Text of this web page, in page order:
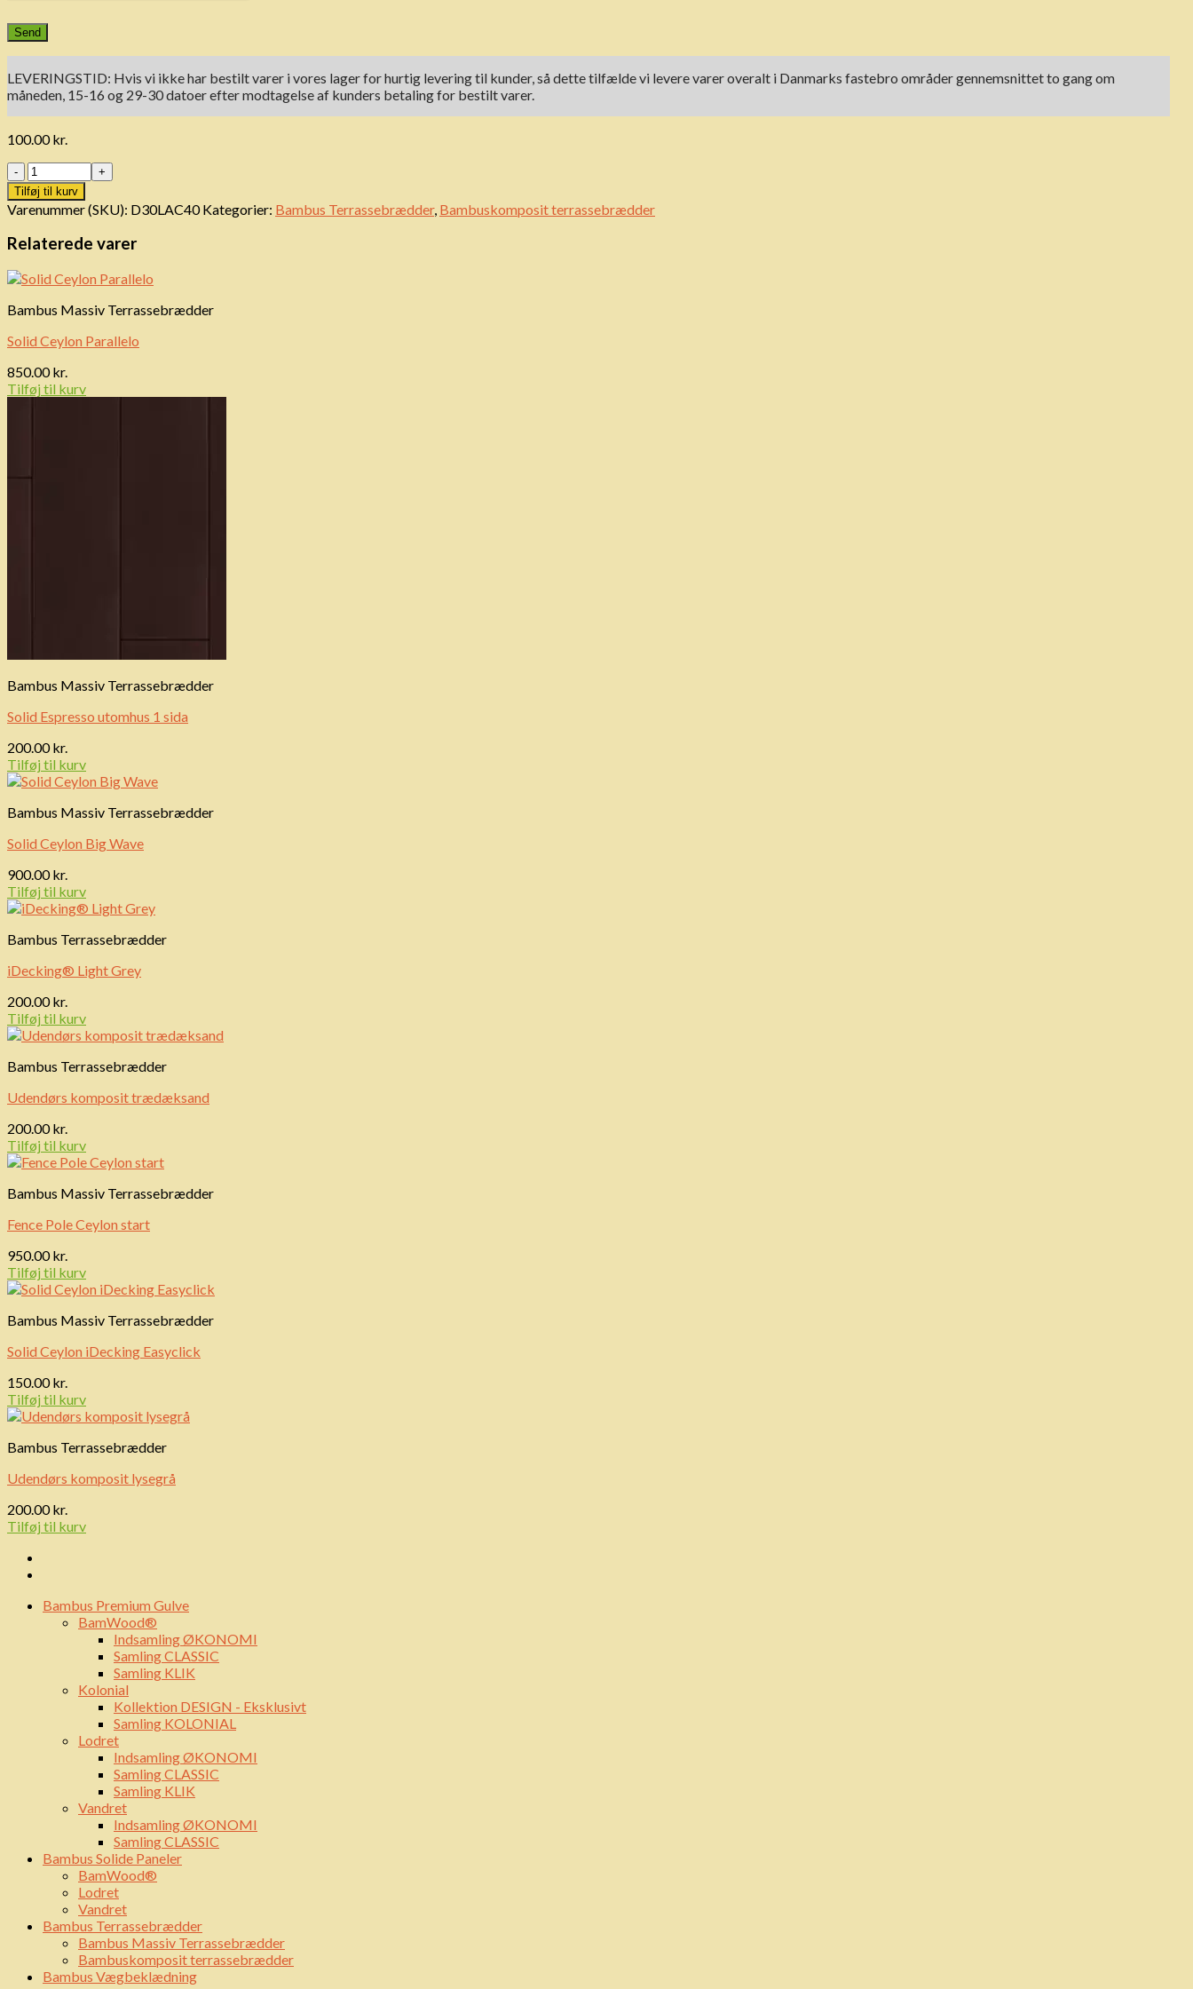
LEVERINGSTID: Hvis vi ikke har bestilt varer i vores lager for hurtig levering til kunder, så dette tilfælde vi levere varer overalt i Danmarks fastebro områder gennemsnittet to gang om
måneden, 15-16 og 29-30 datoer efter modtagelse af kunders betaling for bestilt varer.
100.00kr.
Antal
Tilføj til kurv
Varenummer (SKU): D30LAC40 Kategorier: Bambus Terrassebrædder, Bambuskomposit terrassebrædder
Relaterede varer
Bambus Massiv Terrassebrædder
Solid Ceylon Parallelo
850.00kr.
Tilføj til kurv
Bambus Massiv Terrassebrædder
Solid Espresso utomhus 1 sida
200.00kr.
Tilføj til kurv
Bambus Massiv Terrassebrædder
Solid Ceylon Big Wave
900.00kr.
Tilføj til kurv
Bambus Terrassebrædder
iDecking® Light Grey
200.00kr.
Tilføj til kurv
Bambus Terrassebrædder
Udendørs komposit trædæksand
200.00kr.
Tilføj til kurv
Bambus Massiv Terrassebrædder
Fence Pole Ceylon start
950.00kr.
Tilføj til kurv
Bambus Massiv Terrassebrædder
Solid Ceylon iDecking Easyclick
150.00kr.
Tilføj til kurv
Bambus Terrassebrædder
Udendørs komposit lysegrå
200.00kr.
Tilføj til kurv
Bambus Premium Gulve
BamWood®
Indsamling ØKONOMI
Samling CLASSIC
Samling KLIK
Kolonial
Kollektion DESIGN - Eksklusivt
Samling KOLONIAL
Lodret
Indsamling ØKONOMI
Samling CLASSIC
Samling KLIK
Vandret
Indsamling ØKONOMI
Samling CLASSIC
Bambus Solide Paneler
BamWood®
Lodret
Vandret
Bambus Terrassebrædder
Bambus Massiv Terrassebrædder
Bambuskomposit terrassebrædder
Bambus Vægbeklædning